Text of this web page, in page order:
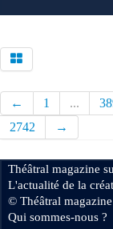
← 1 ...
2742
→
Théâtral magazine
L'actualité de la
© Théâtral
Qui sommes-nous ?